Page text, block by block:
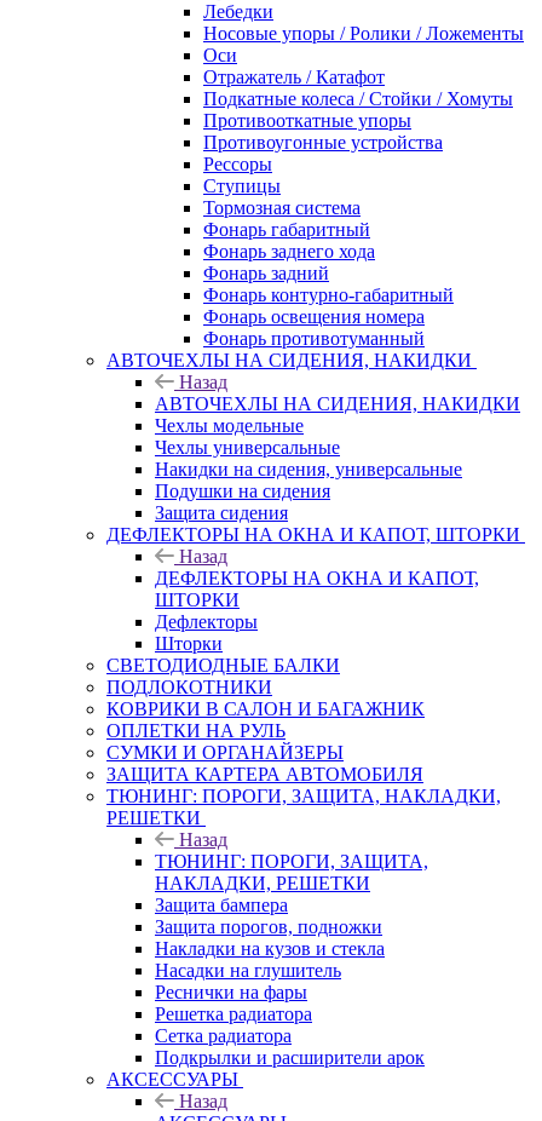
Лебедки
Носовые упоры / Ролики / Ложементы
Оси
Отражатель / Катафот
Подкатные колеса / Стойки / Хомуты
Противооткатные упоры
Противоугонные устройства
Рессоры
Ступицы
Тормозная система
Фонарь габаритный
Фонарь заднего хода
Фонарь задний
Фонарь контурно-габаритный
Фонарь освещения номера
Фонарь противотуманный
АВТОЧЕХЛЫ НА СИДЕНИЯ, НАКИДКИ
Назад
АВТОЧЕХЛЫ НА СИДЕНИЯ, НАКИДКИ
Чехлы модельные
Чехлы универсальные
Накидки на сидения, универсальные
Подушки на сидения
Защита сидения
ДЕФЛЕКТОРЫ НА ОКНА И КАПОТ, ШТОРКИ
Назад
ДЕФЛЕКТОРЫ НА ОКНА И КАПОТ,
ШТОРКИ
Дефлекторы
Шторки
СВЕТОДИОДНЫЕ БАЛКИ
ПОДЛОКОТНИКИ
КОВРИКИ В САЛОН И БАГАЖНИК
ОПЛЕТКИ НА РУЛЬ
СУМКИ И ОРГАНАЙЗЕРЫ
ЗАЩИТА КАРТЕРА АВТОМОБИЛЯ
ТЮНИНГ: ПОРОГИ, ЗАЩИТА, НАКЛАДКИ,
РЕШЕТКИ
Назад
ТЮНИНГ: ПОРОГИ, ЗАЩИТА,
НАКЛАДКИ, РЕШЕТКИ
Защита бампера
Защита порогов, подножки
Накладки на кузов и стекла
Насадки на глушитель
Реснички на фары
Решетка радиатора
Сетка радиатора
Подкрылки и расширители арок
АКСЕССУАРЫ
Назад